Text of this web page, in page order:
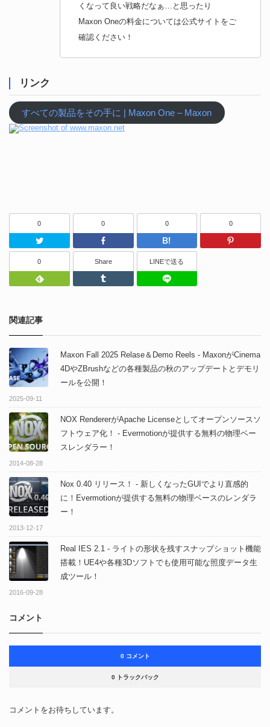
くなって良い戦略だなぁ…と思ったり
Maxon Oneの料金については公式サイトをご
確認ください！
リンク
すべての製品をその手に | Maxon One – Maxon
0
Twitter
0
Facebook
0
はてなブッ
0
0
Feedly
Share
Tumblr
LINEで送る
関連記事
Maxon Fall 2025 Relase＆Demo Reels - MaxonがCinema
4DやZBrushなどの各種製品の秋のアップデートとデモリ
ールを公開！
2025-09-11
NOX RendererがApache Licenseとしてオープンソースソ
フトウェア化！ - Evermotionが提供する無料の物理ベー
スレンダラー！
2014-08-28
Nox 0.40 リリース！ - 新しくなったGUIでより直感的
に！Evermotionが提供する無料の物理ベースのレンダラ
ー！
2013-12-17
Real IES 2.1 - ライトの形状を残すスナップショット機能
搭載！UE4や各種3Dソフトでも使用可能な照度データ生
成ツール！
2016-09-28
コメント
0 コメント
0 トラックバック
コメントをお待ちしています。